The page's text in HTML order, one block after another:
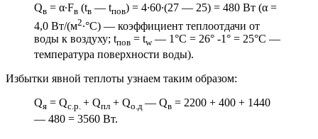
Qв = α∙Fв (tв — tпов) = 4∙60∙(27 — 25) = 480 Вт (α =
4,0 Вт/(м2∙°С) — коэффициент теплоотдачи от
воды к воздуху; tпов = tw— 1°С = 26° -1° = 25°С —
температура поверхности воды).
Избытки явной теплоты узнаем таким образом:
Qя = Qc.p. + Qпл + Qo.д — Qв = 2200 + 400 + 1440
— 480 = 3560 Вт.